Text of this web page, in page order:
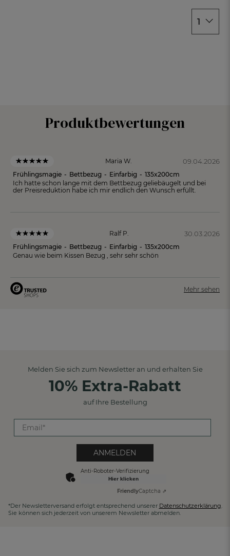
1
Produktbewertungen
Maria W. 09.04.2026
Frühlingsmagie - Bettbezug - Einfarbig - 135x200cm
Ich hatte schon lange mit dem Bettbezug geliebäugelt und bei
der Preisreduktion habe ich mir endlich den Wunsch erfüllt.
Ralf P. 30.03.2026
Frühlingsmagie - Bettbezug - Einfarbig - 135x200cm
Genau wie beim Kissen Bezug , sehr sehr schön
Mehr sehen
Melden Sie sich zum Newsletter an und erhalten Sie
10% Extra-Rabatt
auf Ihre Bestellung
ANMELDEN
Anti-Roboter-Verifizierung
Hier klicken
FriendlyCaptcha ⇗
*Der Newsletterversand erfolgt entsprechend unserer Datenschutzerklärung.
Sie können sich jederzeit von unserem Newsletter abmelden.